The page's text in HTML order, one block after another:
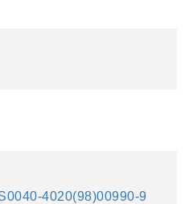
4020(98)00990-9